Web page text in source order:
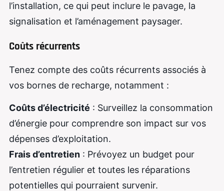
l’installation, ce qui peut inclure le pavage, la
signalisation et l’aménagement paysager.
Coûts récurrents
Tenez compte des coûts récurrents associés à
vos bornes de recharge, notamment :
Coûts d’électricité : Surveillez la consommation
d’énergie pour comprendre son impact sur vos
dépenses d’exploitation.
Frais d’entretien : Prévoyez un budget pour
l’entretien régulier et toutes les réparations
potentielles qui pourraient survenir.